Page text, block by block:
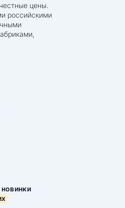
цены.
российскими